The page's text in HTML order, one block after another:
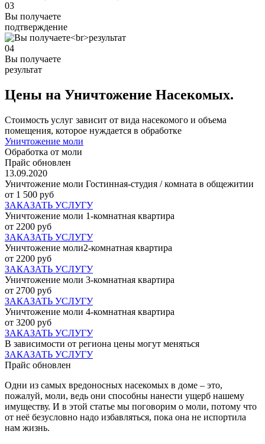
03
Вы получаете
подтверждение
04
Вы получаете
результат
Цены на Уничтожение Насекомых.
Стоимость услуг зависит от вида насекомого и объема
помещения, которое нуждается в обработке
Уничтожение моли
Обработка от моли
Прайс обновлен
13.09.2020
Уничтожение моли Гостинная-студия / комната в общежитии
от 1 500 руб
ЗАКАЗАТЬ УСЛУГУ
Уничтожение моли 1-комнатная квартира
от 2200 руб
ЗАКАЗАТЬ УСЛУГУ
Уничтожение моли2-комнатная квартира
от 2200 руб
ЗАКАЗАТЬ УСЛУГУ
Уничтожение моли 3-комнатная квартира
от 2700 руб
ЗАКАЗАТЬ УСЛУГУ
Уничтожение моли 4-комнатная квартира
от 3200 руб
ЗАКАЗАТЬ УСЛУГУ
В зависимости от региона цены могут меняться
ЗАКАЗАТЬ УСЛУГУ
Прайс обновлен
Одни из самых вредоносных насекомых в доме – это,
пожалуй, моли, ведь они способны нанести ущерб нашему
имуществу. И в этой статье мы поговорим о моли, потому что
от неё безусловно надо избавляться, пока она не испортила
нам жизнь.